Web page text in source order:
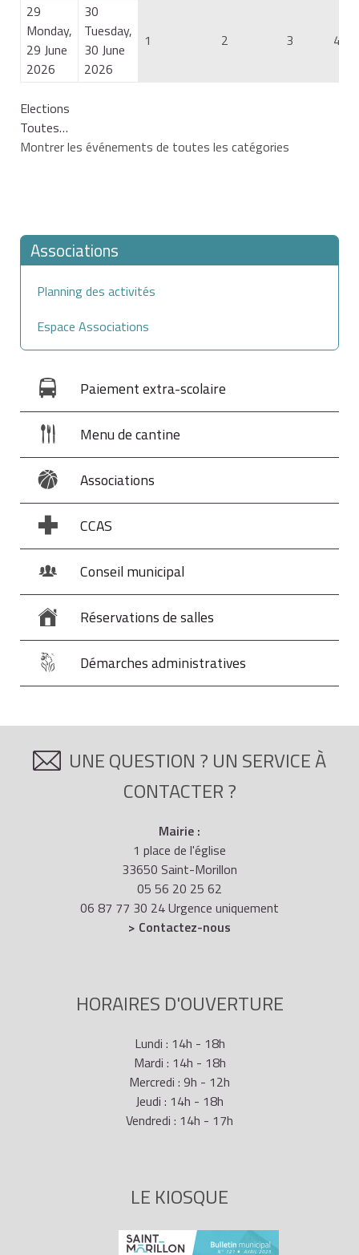
29
Monday,
29 June
2026
30
Tuesday,
30 June
2026
1 2 3 4
Elections
Toutes…
Montrer les événements de toutes les catégories
Associations
Planning des activités
Espace Associations
Paiement extra-scolaire
Menu de cantine
Associations
CCAS
Conseil municipal
Réservations de salles
Démarches administratives
UNE QUESTION ? UN SERVICE À
CONTACTER ?
Mairie :
1 place de l'église
33650 Saint-Morillon
05 56 20 25 62
06 87 77 30 24 Urgence uniquement
> Contactez-nous
HORAIRES D'OUVERTURE
Lundi : 14h - 18h
Mardi : 14h - 18h
Mercredi : 9h - 12h
Jeudi : 14h - 18h
Vendredi : 14h - 17h
LE KIOSQUE